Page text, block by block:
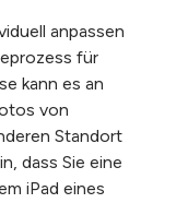
anpassen
für
kann es an
von
Standort
dass Sie eine
iPad eines